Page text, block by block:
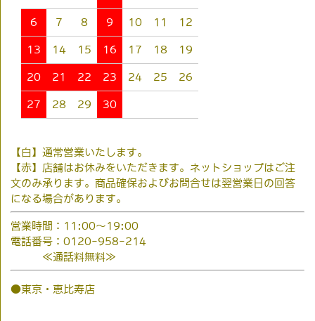
6 7 8 9 10 11 12
13 14 15 16 17 18 19
20 21 22 23 24 25 26
27 28 29 30
【白】通常営業いたします。
【赤】店舗はお休みをいただきます。ネットショップはご注
文のみ承ります。商品確保およびお問合せは翌営業日の回答
になる場合があります。
営業時間：11:00～19:00
電話番号：0120-958-214
≪通話料無料≫
●東京・恵比寿店